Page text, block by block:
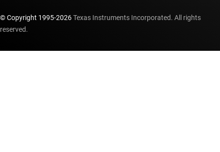
© Copyright 1995-2026Texas Instruments Incorporated. All rights
reserved.